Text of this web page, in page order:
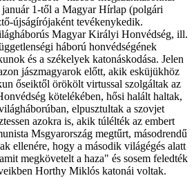
1-től a Magyar Hírlap (polgári
újságírójaként tevékenykedik.
Magyar Királyi Honvédség, ill.
háború honvédségének
és a székelyek katonáskodása. Jelen
jászmagyarok előtt, akik esküjükhöz
őseiktől örökölt virtussal szolgáltak az
kötelékében, hősi halált haltak,
elpusztultak a szovjet
azokra is, akik túlélték az embert
Msgyarország megtűrt, másodrendű
ellenére, hogy a második világégés alatt
megkövetelt a haza" és sosem feledték
Horthy Miklós katonái voltak.